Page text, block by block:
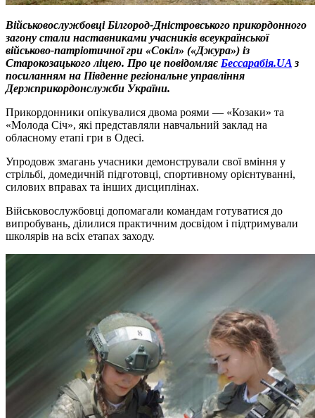
Військовослужбовці Білгород-Дністровського прикордонного
загону стали наставниками учасників всеукраїнської
військово-патріотичної гри «Сокіл» («Джура») із
Старокозацького ліцею. Про це повідомляє Бессарабія.UA з
посиланням на Південне регіональне управління
Держприкордонслужби України.
Прикордонники опікувалися двома роями — «Козаки» та
«Молода Січ», які представляли навчальний заклад на
обласному етапі гри в Одесі.
Упродовж змагань учасники демонстрували свої вміння у
стрільбі, домедичній підготовці, спортивному орієнтуванні,
силових вправах та інших дисциплінах.
Військовослужбовці допомагали командам готуватися до
випробувань, ділилися практичним досвідом і підтримували
школярів на всіх етапах заходу.